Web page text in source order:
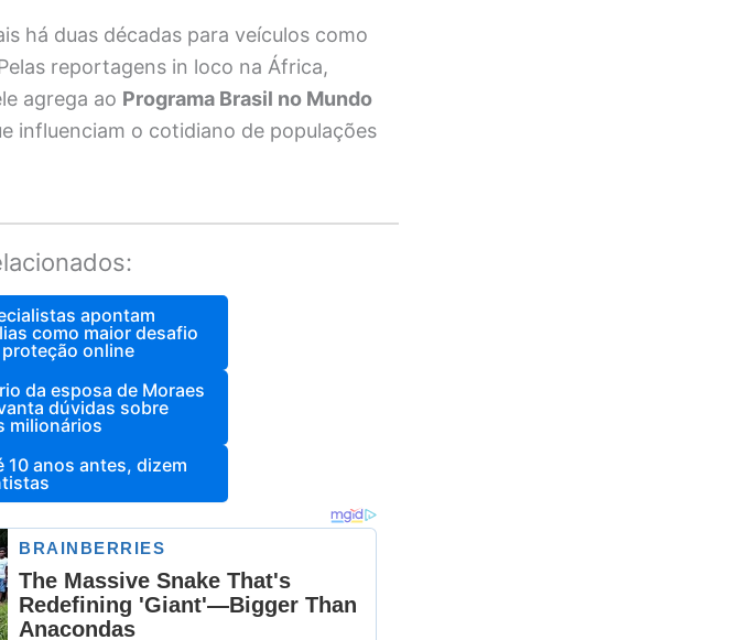
há duas décadas para veículos como
reportagens in loco na África,
agrega ao Programa Brasil no Mundo
influenciam o cotidiano de populações
apontam
como maior desafio
online
da esposa de Moraes
dúvidas sobre
milionários
10 anos antes, dizem